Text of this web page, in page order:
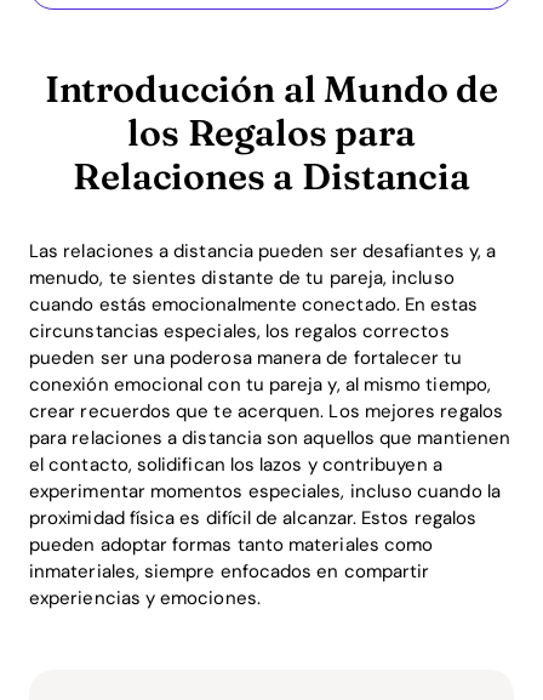
Introducción al Mundo de
los Regalos para
Relaciones a Distancia
Las relaciones a distancia pueden ser desafiantes y, a
menudo, te sientes distante de tu pareja, incluso
cuando estás emocionalmente conectado. En estas
circunstancias especiales, los regalos correctos
pueden ser una poderosa manera de fortalecer tu
conexión emocional con tu pareja y, al mismo tiempo,
crear recuerdos que te acerquen. Los mejores regalos
para relaciones a distancia son aquellos que mantienen
el contacto, solidifican los lazos y contribuyen a
experimentar momentos especiales, incluso cuando la
proximidad física es difícil de alcanzar. Estos regalos
pueden adoptar formas tanto materiales como
inmateriales, siempre enfocados en compartir
experiencias y emociones.